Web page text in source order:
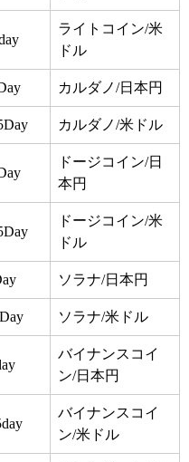
ライトコイン/米
ドル
カルダノ/日本円
カルダノ/米ドル
ドージコイン/日
本円
ドージコイン/米
ドル
ソラナ/日本円
ソラナ/米ドル
バイナンスコイ
ン/日本円
バイナンスコイ
ン/米ドル